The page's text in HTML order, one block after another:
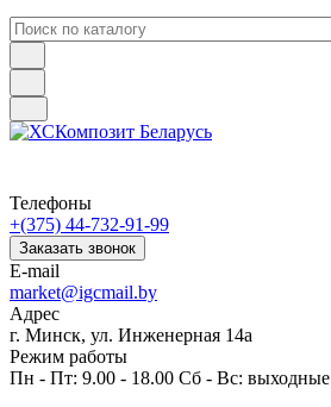
Телефоны
+(375) 44-732-91-99
Заказать звонок
E-mail
market@igcmail.by
Адрес
г. Минск, ул. Инженерная 14а
Режим работы
Пн - Пт: 9.00 - 18.00 Сб - Вс: выходные